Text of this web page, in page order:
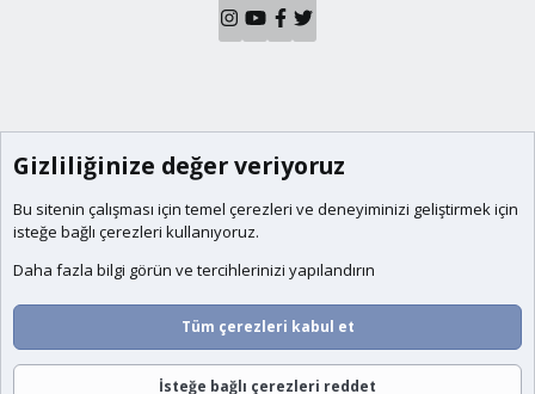
Gizliliğinize değer veriyoruz
Bu sitenin çalışması için temel çerezleri ve deneyiminizi geliştirmek için
isteğe bağlı çerezleri kullanıyoruz.
Daha fazla bilgi görün ve tercihlerinizi yapılandırın
Tüm çerezleri kabul et
İsteğe bağlı çerezleri reddet